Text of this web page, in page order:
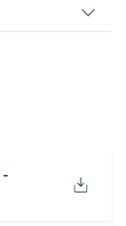
-